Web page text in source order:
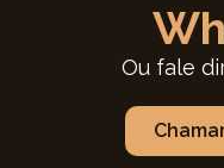
Ou fale